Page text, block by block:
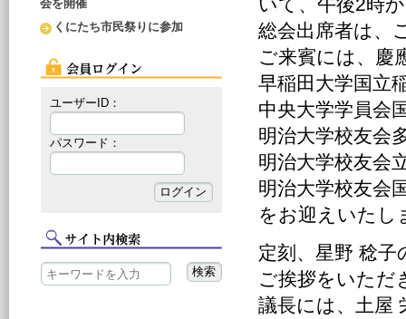
総会出席者は、
ご来賓には、慶
早稲田大学国立
中央大学学員会
明治大学校友会
明治大学校友会
明治大学校友会
をお迎えいたし
定刻、星野 稔子
ご挨拶をいただ
議長には、土屋
会を開催
くにたち市民祭りに参加
ユーザーID：
パスワード：